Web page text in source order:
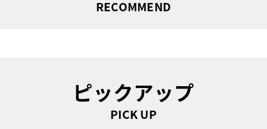
RECOMMEND
ピックアップ
PICK UP